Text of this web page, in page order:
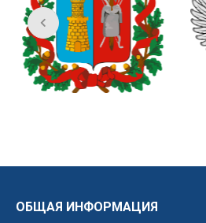
ОБЩАЯ ИНФОРМАЦИЯ